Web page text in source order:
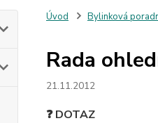
Úvod Bylinková
Rada
21.11.2012
❓ DOTAZ